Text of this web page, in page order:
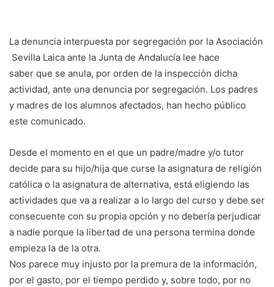
La denuncia interpuesta por segregación por la Asociación
Sevilla Laica ante la Junta de Andalucía lee hace
saber que se anula, por orden de la inspección dicha
actividad, ante una denuncia por segregación. Los padres
y madres de los alumnos afectados, han hecho público
este comunicado.
Desde el momento en el que un padre/madre y/o tutor
decide para su hijo/hija que curse la asignatura de religión
católica o la asignatura de alternativa, está eligiendo las
actividades que va a realizar a lo largo del curso y debe ser
consecuente con su propia opción y no debería perjudicar
a nadie porque la libertad de una persona termina donde
empieza la de la otra.
Nos parece muy injusto por la premura de la información,
por el gasto, por el tiempo perdido y, sobre todo, por no